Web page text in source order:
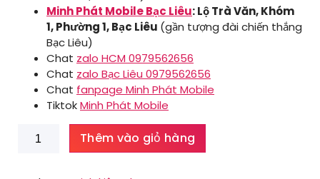
Minh Phát Mobile Bạc Liêu: Lộ Trà Văn, Khóm
1, Phường 1, Bạc Liêu (gần tượng đài chiến thắng
Bạc Liêu)
Chat zalo HCM 0979562656
Chat zalo Bạc Liêu 0979562656
Chat fanpage Minh Phát Mobile
TiktokMinh Phát Mobile
Kính
Camera
Thêm vào giỏ hàng